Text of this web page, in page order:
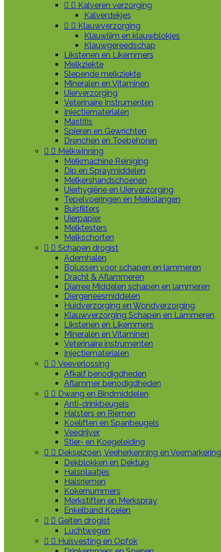
  Kalveren verzorging
Kalverdekjes
  Klauwverzorging
Klauwlijm en klauwblokjes
Klauwgereedschap
Likstenen en Likemmers
Melkziekte
Slepende melkziekte
Mineralen en Vitaminen
Uierverzorging
Veterinaire Instrumenten
Injectiematerialen
Mastitis
Spieren en Gewrichten
Drenchen en Toebehoren
  Melkwinning
Melkmachine Reiniging
Dip en Spraymiddelen
Melkershandschoenen
Uierhygiëne en Uierverzorging
Tepelvoeringen en Melkslangen
Buisfilters
Uierpapier
Melktesters
Melkschorten
  Schapen drogist
Ademhalen
Bolussen voor schapen en lammeren
Dracht & Aflammeren
Diarree Middelen schapen en lammeren
Diergeneesmiddelen
Huidverzorging en Wondverzorging
Klauwverzorging Schapen en Lammeren
Likstenen en Likemmers
Mineralen en Vitaminen
Veterinaire instrumenten
Injectiematerialen
  Veeverlossing
Afkalf benodigdheden
Aflammer benodigdheden
  Dwang en Bindmiddelen
Anti-drinkbeugels
Halsters en Riemen
Koeliften en Spanbeugels
Veedrijver
Stier- en Koegeleiding
  Dekseizoen, Veeherkenning en Veemarkering
Dekblokken en Dektuig
Halsplaatjes
Halsriemen
Kokernummers
Merkstiften en Merkspray
Enkelband Koeien
  Geiten drogist
Luchtwegen
  Huisvesting en Opfok